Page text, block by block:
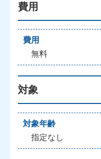
費用
費用
無料
対象
対象年齢
指定なし